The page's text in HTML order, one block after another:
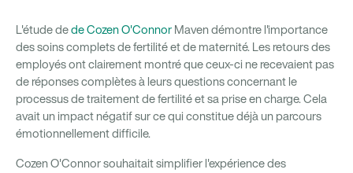
L'étude dede Cozen O'Connor Maven démontre l'importance
des soins complets de fertilité et de maternité. Les retours des
employés ont clairement montré que ceux-ci ne recevaient pas
de réponses complètes à leurs questions concernant le
processus de traitement de fertilité et sa prise en charge. Cela
avait un impact négatif sur ce qui constitue déjà un parcours
émotionnellement difficile.
Cozen O'Connor souhaitait simplifier l'expérience des